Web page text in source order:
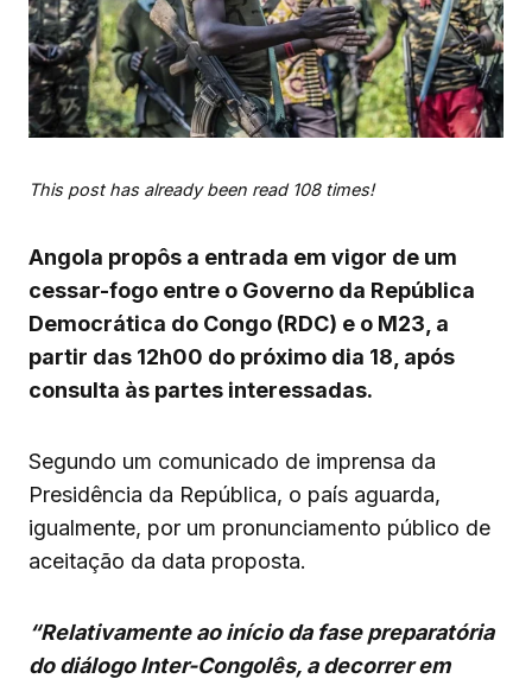
This post has already been read 108 times!
Angola propôs a entrada em vigor de um
cessar-fogo entre o Governo da República
Democrática do Congo (RDC) e o M23, a
partir das 12h00 do próximo dia 18, após
consulta às partes interessadas.
Segundo um comunicado de imprensa da
Presidência da República, o país aguarda,
igualmente, por um pronunciamento público de
aceitação da data proposta.
“Relativamente ao início da fase preparatória
do diálogo Inter-Congolês, a decorrer em